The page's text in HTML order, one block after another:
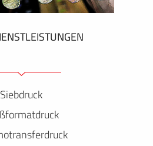
Siebdruck